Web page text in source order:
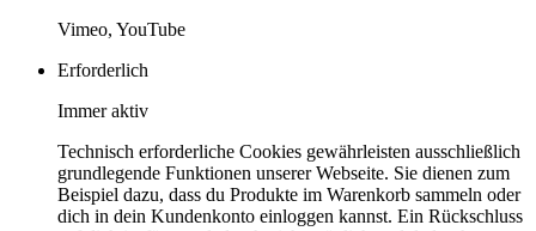
Vimeo, YouTube
Erforderlich
Immer aktiv
Technisch erforderliche Cookies gewährleisten ausschließlich
grundlegende Funktionen unserer Webseite. Sie dienen zum
Beispiel dazu, dass du Produkte im Warenkorb sammeln oder
dich in dein Kundenkonto einloggen kannst. Ein Rückschluss